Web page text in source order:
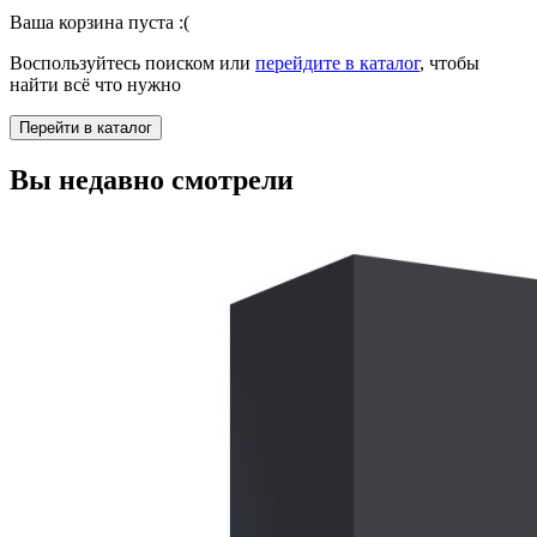
Ваша корзина пуста :(
Воспользуйтесь поиском или перейдите в каталог, чтобы
найти всё что нужно
Перейти в каталог
Вы недавно смотрели